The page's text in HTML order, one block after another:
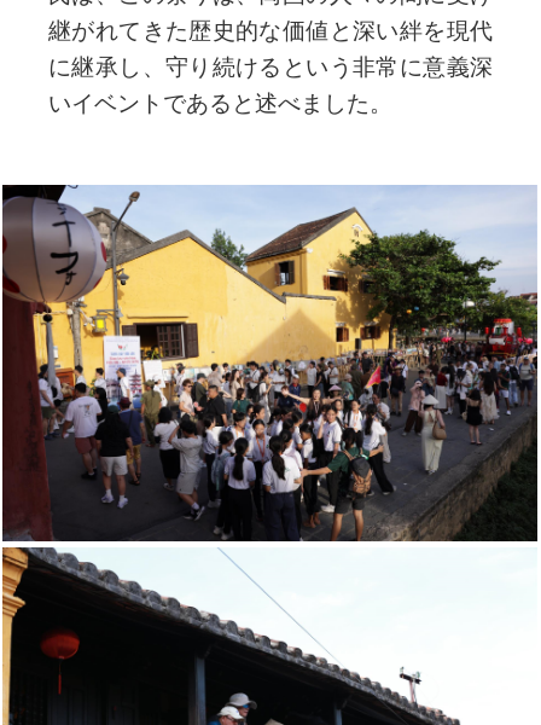
継がれてきた歴史的な価値と深い絆を現代
に継承し、守り続けるという非常に意義深
いイベントであると述べました。